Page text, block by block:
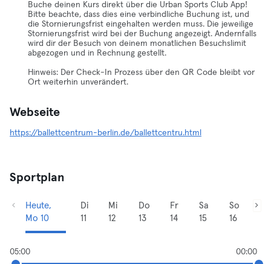
Buche deinen Kurs direkt über die Urban Sports Club App!
Bitte beachte, dass dies eine verbindliche Buchung ist, und
die Stornierungsfrist eingehalten werden muss. Die jeweilige
Stornierungsfrist wird bei der Buchung angezeigt. Andernfalls
wird dir der Besuch von deinem monatlichen Besuchslimit
abgezogen und in Rechnung gestellt.
Hinweis: Der Check-In Prozess über den QR Code bleibt vor
Ort weiterhin unverändert.
Webseite
https://ballettcentrum-berlin.de/ballettcentru.html
Sportplan
Heute,
Mo 10
Di
11
Mi
12
Do
13
Fr
14
Sa
15
So
16
05:00 00:00